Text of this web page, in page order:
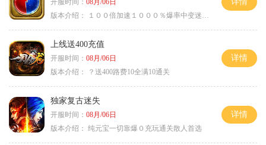
版本介绍：
１００倍加速１０００％爆率中变迷失单职
上线送400充值
开服时间： 08月/06日
版本介绍：
？送400路费10全满10通关
详情
独家复古迷失
开服时间： 08月/06日
版本介绍： 纯元宝一切靠爆０充玩通关散人首选
详情